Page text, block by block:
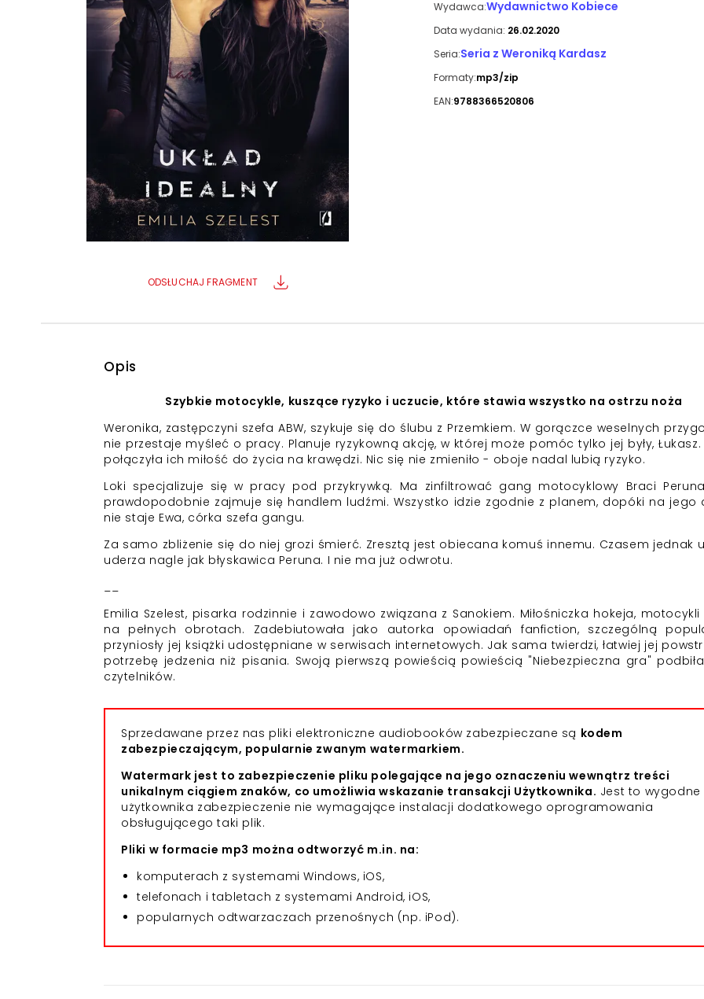
ODSŁUCHAJ FRAGMENT
Wydawca:Wydawnictwo Kobiece
Data wydania: 26.02.2020
Seria:Seria z Weroniką Kardasz
Formaty:mp3/zip
EAN:9788366520806
Opis
Szybkie motocykle, kuszące ryzyko i uczucie, które stawia wszystko na ostrzu noża
Weronika, zastępczyni szefa ABW, szykuje się do ślubu z Przemkiem. W gorączce weselnych
nie przestaje myśleć o pracy. Planuje ryzykowną akcję, w której może pomóc tylko jej były, Łukasz.
połączyła ich miłość do życia na krawędzi. Nic się nie zmieniło - oboje nadal lubią ryzyko.
Loki specjalizuje się w pracy pod przykrywką. Ma zinfiltrować gang motocyklowy Braci
prawdopodobnie zajmuje się handlem ludźmi. Wszystko idzie zgodnie z planem, dopóki na jego
nie staje Ewa, córka szefa gangu.
Za samo zbliżenie się do niej grozi śmierć. Zresztą jest obiecana komuś innemu. Czasem jednak
uderza nagle jak błyskawica Peruna. I nie ma już odwrotu.
__
Emilia Szelest, pisarka rodzinnie i zawodowo związana z Sanokiem. Miłośniczka hokeja,
na pełnych obrotach. Zadebiutowała jako autorka opowiadań fanfiction, szczególną
przyniosły jej książki udostępniane w serwisach internetowych. Jak sama twierdzi, łatwiej jej
potrzebę jedzenia niż pisania. Swoją pierwszą powieścią powieścią "Niebezpieczna gra"
czytelników.
Sprzedawane przez nas pliki elektroniczne audiobooków zabezpieczane są kodem
zabezpieczającym, popularnie zwanym watermarkiem.
Watermark jest to zabezpieczenie pliku polegające na jego oznaczeniu wewnątrz treści
unikalnym ciągiem znaków, co umożliwia wskazanie transakcji Użytkownika. Jest to
użytkownika zabezpieczenie nie wymagające instalacji dodatkowego oprogramowania
obsługującego taki plik.
Pliki w formacie mp3 można odtworzyć m.in. na:
komputerach z systemami Windows, iOS,
telefonach i tabletach z systemami Android, iOS,
popularnych odtwarzaczach przenośnych (np. iPod).
Powiększony kursor
Pomoc w czytaniu
Podkreślenie linków